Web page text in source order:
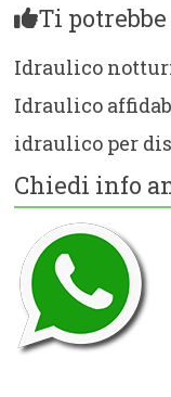
Ti
Idraulico
Idraulico
idraulico per
Chiedi info